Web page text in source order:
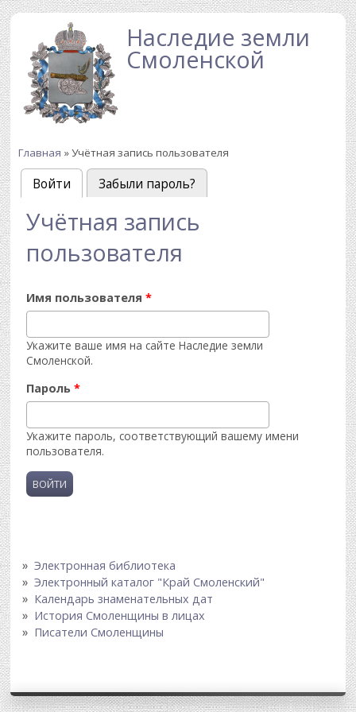
Перейти к основному содержаниюНаследие земли
Смоленской
Вы здесь
Главная » Учётная запись пользователя
Главные вкладки
Войти (активная вкладка)
Забыли пароль?
Учётная запись
пользователя
Имя пользователя*
Укажите ваше имя на сайте Наследие земли
Смоленской.
Пароль*
Укажите пароль, соответствующий вашему имени
пользователя.
Электронная библиотека
Электронный каталог "Край Смоленский"
Календарь знаменательных дат
История Смоленщины в лицах
Писатели Смоленщины